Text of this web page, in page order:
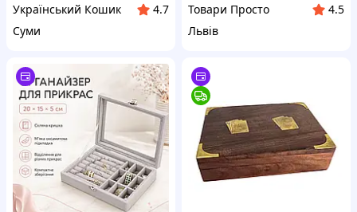
Український Кошик
4.7
Суми
Товари Просто
4.5
Львів